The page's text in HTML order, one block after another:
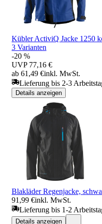
Kübler ActiviQ Jacke 1250
3 Varianten
-20 %
UVP 77,16 €
ab 61,49 €inkl. MwSt.
Lieferung bis 2-3
Details anzeigen
Blakläder Regenjacke,
91,99 €inkl. MwSt.
Lieferung bis 1-2
Details anzeigen